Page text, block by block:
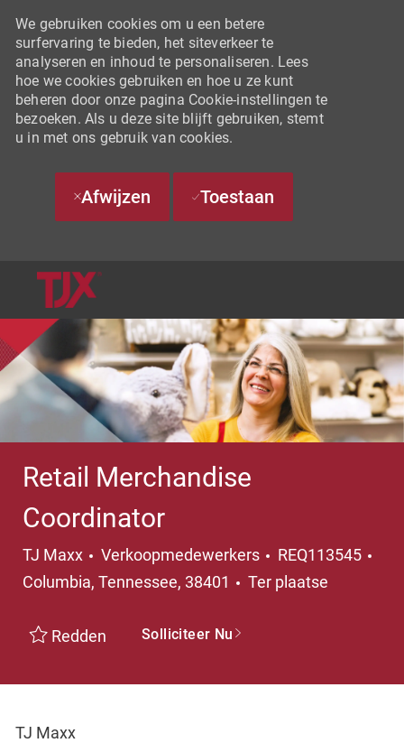
We gebruiken cookies om u een betere
surfervaring te bieden, het siteverkeer te
analyseren en inhoud te personaliseren. Lees
hoe we cookies gebruiken en hoe u ze kunt
beheren door onze pagina Cookie-instellingen te
bezoeken. Als u deze site blijft gebruiken, stemt
u in met ons gebruik van cookies.
Afwijzen Toestaan
Retail Merchandise
Coordinator
TJ Maxx Categorie
Verkoopmedewerkers REQ113545
Columbia, Tennessee, 38401
Ter plaatse
Redden Solliciteer Nu
TJ Maxx